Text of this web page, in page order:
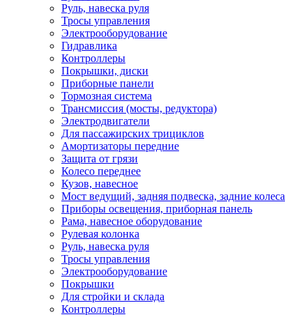
Руль, навеска руля
Тросы управления
Электрооборудование
Гидравлика
Контроллеры
Покрышки, диски
Приборные панели
Тормозная система
Трансмиссия (мосты, редуктора)
Электродвигатели
Для пассажирских трициклов
Амортизаторы передние
Защита от грязи
Колесо переднее
Кузов, навесное
Мост ведущий, задняя подвеска, задние колеса
Приборы освещения, приборная панель
Рама, навесное оборудование
Рулевая колонка
Руль, навеска руля
Тросы управления
Электрооборудование
Покрышки
Для стройки и склада
Контроллеры